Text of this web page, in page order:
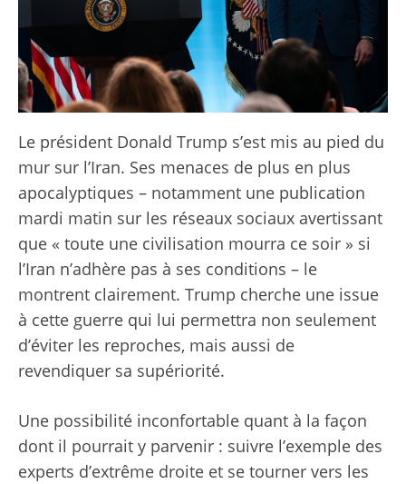
Le président Donald Trump s’est mis au pied du
mur sur l’Iran. Ses menaces de plus en plus
apocalyptiques – notamment une publication
mardi matin sur les réseaux sociaux avertissant
que « toute une civilisation mourra ce soir » si
l’Iran n’adhère pas à ses conditions – le
montrent clairement. Trump cherche une issue
à cette guerre qui lui permettra non seulement
d’éviter les reproches, mais aussi de
revendiquer sa supériorité.
Une possibilité inconfortable quant à la façon
dont il pourrait y parvenir : suivre l’exemple des
experts d’extrême droite et se tourner vers les